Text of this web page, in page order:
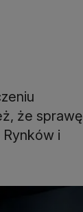
że sprawę
i